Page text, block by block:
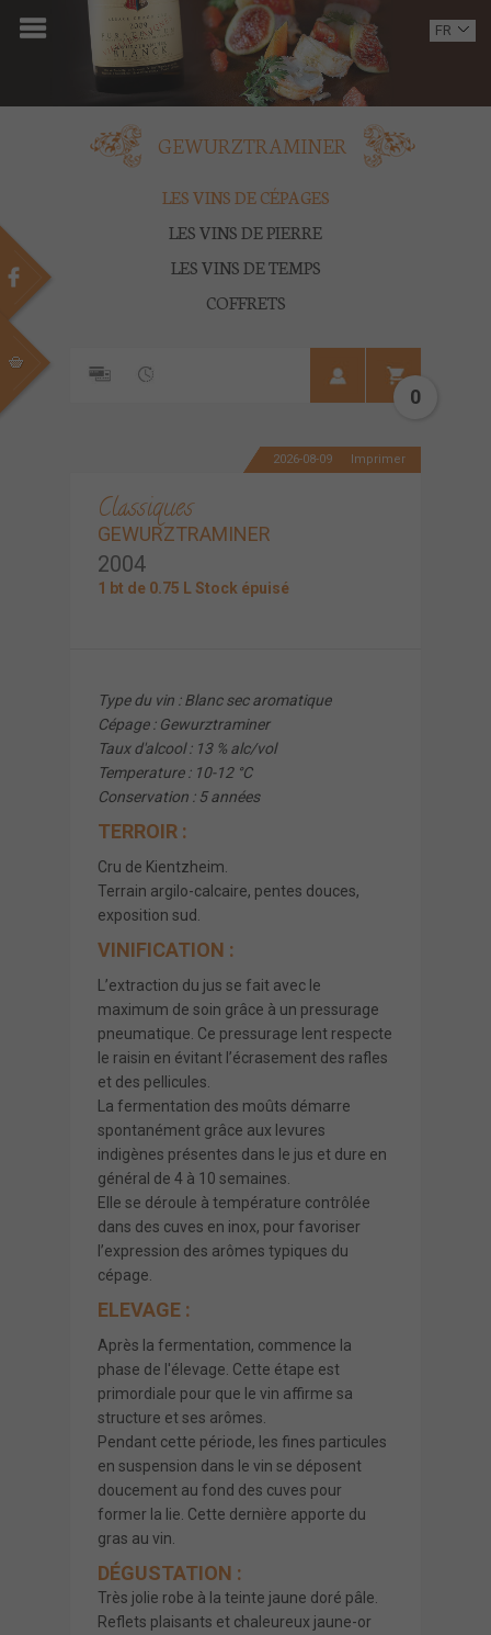
ACCUEIL
DOMAINE
BOUTIQUE
FR
GEWURZTRAMINER
LES VINS DE CÉPAGES
LES VINS DE PIERRE
LES VINS DE TEMPS
COFFRETS
0
2026-08-09 Imprimer
Classiques
GEWURZTRAMINER
2004
1 bt de 0.75 L Stock épuisé
Type du vin : Blanc sec aromatique
Cépage : Gewurztraminer
Taux d'alcool : 13 % alc/vol
Temperature : 10-12 °C
Conservation : 5 années
TERROIR :
Cru de Kientzheim.
Terrain argilo-calcaire, pentes douces,
exposition sud.
VINIFICATION :
L’extraction du jus se fait avec le
maximum de soin grâce à un pressurage
pneumatique. Ce pressurage lent respecte
le raisin en évitant l’écrasement des rafles
et des pellicules.
La fermentation des moûts démarre
spontanément grâce aux levures
indigènes présentes dans le jus et dure en
général de 4 à 10 semaines.
Elle se déroule à température contrôlée
dans des cuves en inox, pour favoriser
l’expression des arômes typiques du
cépage.
ELEVAGE :
Après la fermentation, commence la
phase de l'élevage. Cette étape est
primordiale pour que le vin affirme sa
structure et ses arômes.
Pendant cette période, les fines particules
en suspension dans le vin se déposent
doucement au fond des cuves pour
former la lie. Cette dernière apporte du
gras au vin.
DÉGUSTATION :
Très jolie robe à la teinte jaune doré pâle.
Reflets plaisants et chaleureux jaune-or